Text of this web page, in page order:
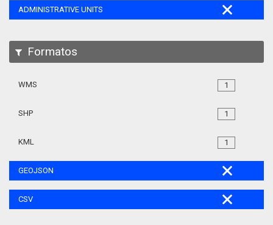
ADMINISTRATIVE UNITS
Formatos
1
WMS
1
SHP
1
KML
GEOJSON
CSV